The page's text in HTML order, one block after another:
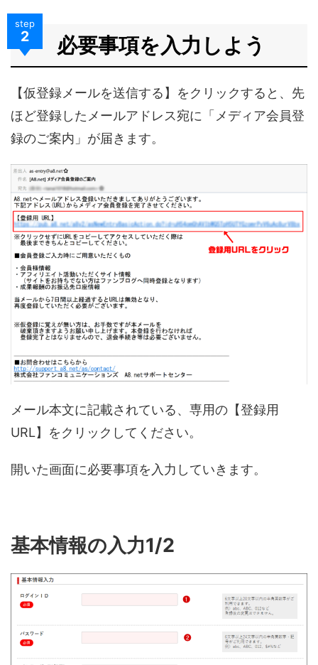
step
2 必要事項を入力しよう
【仮登録メールを送信する】をクリックすると、先
ほど登録したメールアドレス宛に「メディア会員登
録のご案内」が届きます。
メール本文に記載されている、専用の【登録用
URL】をクリックしてください。
開いた画面に必要事項を入力していきます。
基本情報の入力1/2